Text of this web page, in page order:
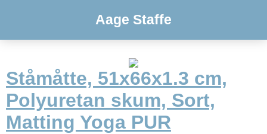
Aage Staffe
Ståmåtte, 51x66x1.3 cm,
Polyuretan skum, Sort,
Matting Yoga PUR